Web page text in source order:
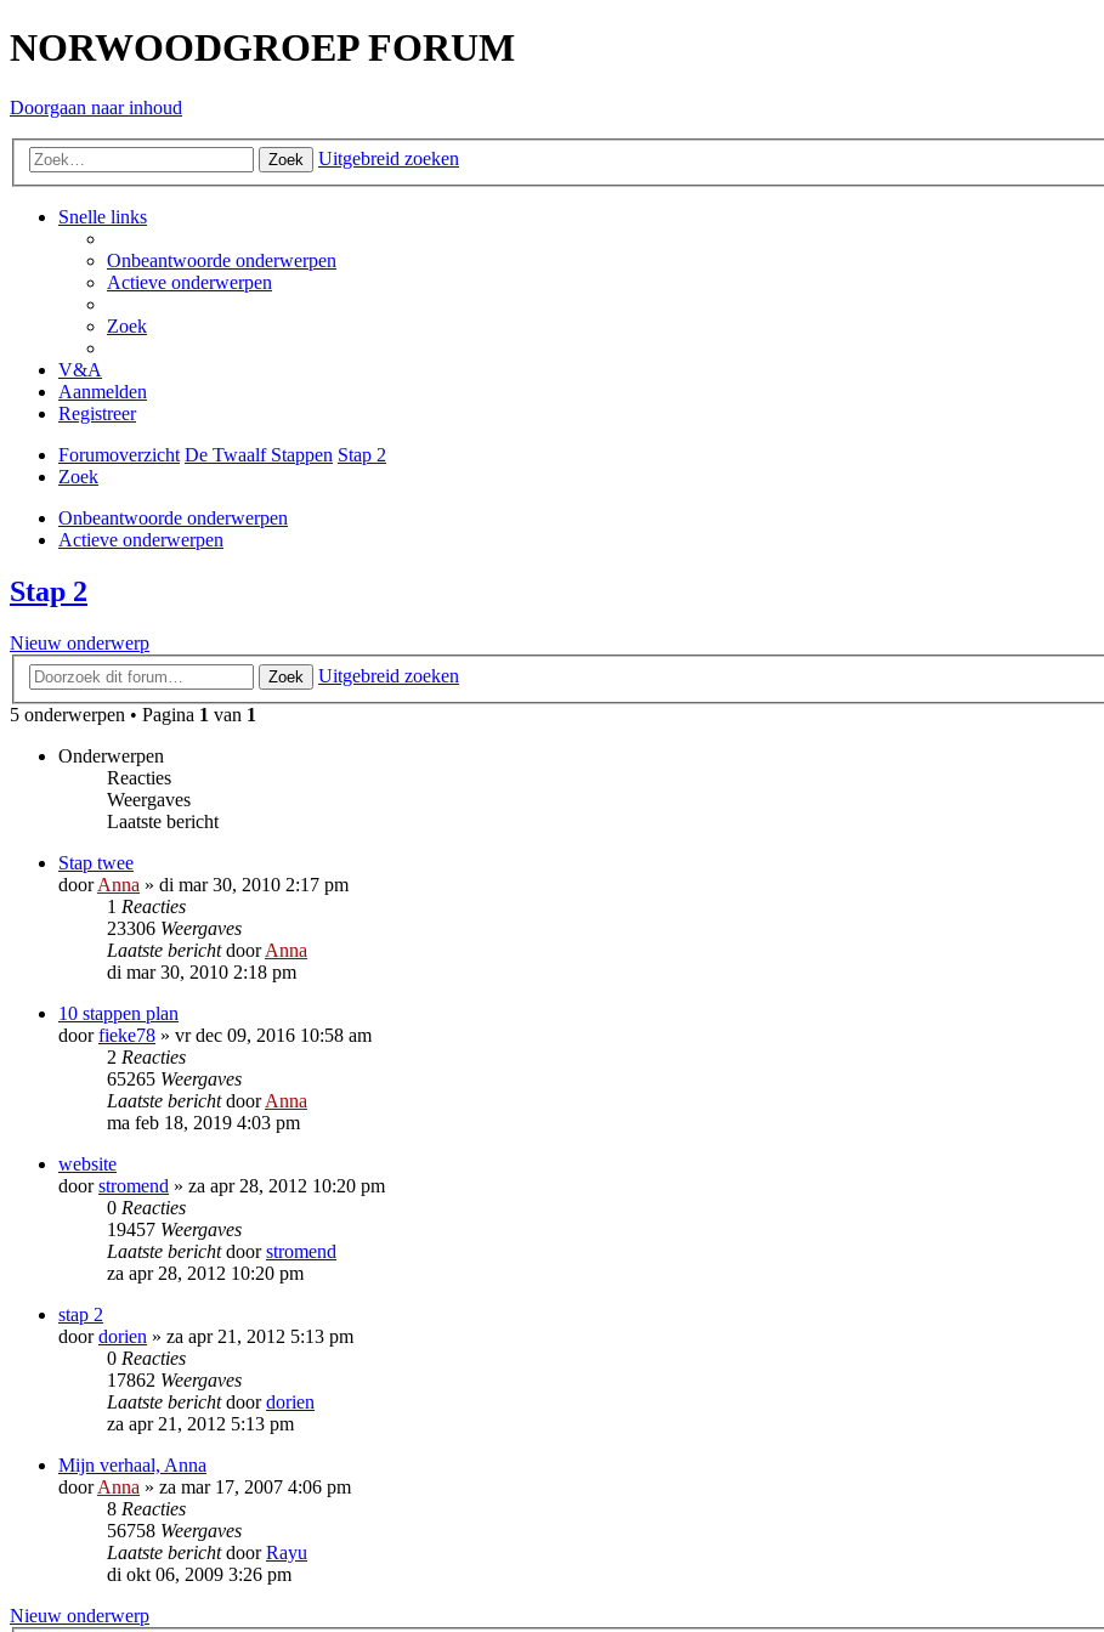
NORWOODGROEP FORUM
Doorgaan naar inhoud
Zoek Uitgebreid zoeken
Snelle links
Onbeantwoorde onderwerpen
Actieve onderwerpen
Zoek
V&A
Aanmelden
Registreer
Forumoverzicht De Twaalf Stappen Stap 2
Zoek
Onbeantwoorde onderwerpen
Actieve onderwerpen
Stap 2
Nieuw onderwerp
Zoek
Uitgebreid zoeken
5 onderwerpen • Pagina 1 van 1
Onderwerpen
Reacties
Weergaves
Laatste bericht
Stap twee
doorAnna » di mar 30, 2010 2:17 pm
1 Reacties
23306 Weergaves
Laatste berichtdoorAnna
di mar 30, 2010 2:18 pm
10 stappen plan
doorfieke78 » vr dec 09, 2016 10:58 am
2 Reacties
65265 Weergaves
Laatste berichtdoorAnna
ma feb 18, 2019 4:03 pm
website
doorstromend » za apr 28, 2012 10:20 pm
0 Reacties
19457 Weergaves
Laatste berichtdoorstromend
za apr 28, 2012 10:20 pm
stap 2
doordorien » za apr 21, 2012 5:13 pm
0 Reacties
17862 Weergaves
Laatste berichtdoordorien
za apr 21, 2012 5:13 pm
Mijn verhaal, Anna
doorAnna » za mar 17, 2007 4:06 pm
8 Reacties
56758 Weergaves
Laatste berichtdoorRayu
di okt 06, 2009 3:26 pm
Nieuw onderwerp